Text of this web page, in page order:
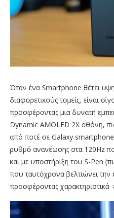
Όταν ένα Smartphone θέτει
διαφορετικούς τομείς, είναι
προσφέροντας μια δυνατή
Dynamic AMOLED 2X οθόνη,
από ποτέ σε Galaxy
ρυθμό ανανέωσης στα 120Hz
και με υποστήριξη του S-Pen
που ταυτόχρονα βελτιώνει την
προσφέροντας χαρακτηριστικά